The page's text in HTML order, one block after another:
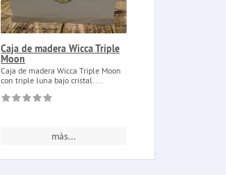
Caja de madera Wicca Triple
Moon
Caja de madera Wicca Triple Moon
con triple luna bajo cristal....
más...